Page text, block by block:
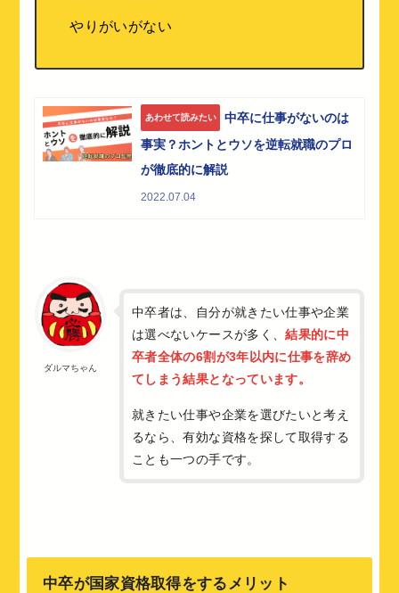
やりがいがない
あわせて読みたい
中卒に仕事がないのは
事実？ホントとウソを逆転就職のプロ
が徹底的に解説
2022.07.04
ダルマちゃん
中卒者は、自分が就きたい仕事や企業
は選べないケースが多く、結果的に中
卒者全体の6割が3年以内に仕事を辞め
てしまう結果となっています。
就きたい仕事や企業を選びたいと考え
るなら、有効な資格を探して取得する
ことも一つの手です。
中卒が国家資格取得をするメリット